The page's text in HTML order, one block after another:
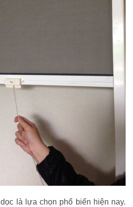
là lựa chọn phổ biến hiện nay.